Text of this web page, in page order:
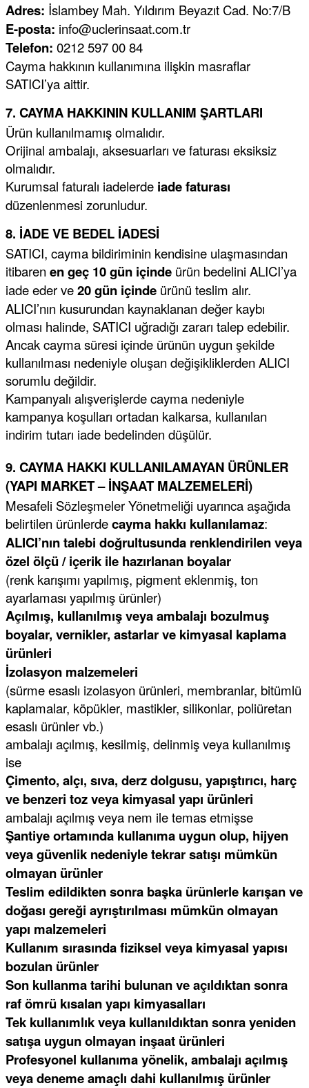
Adres: İslambey Mah. Yıldırım Beyazıt Cad. No:7/B
E-posta: info@uclerinsaat.com.tr
Telefon: 0212 597 00 84
Cayma hakkının kullanımına ilişkin masraflar
SATICI’ya aittir.
7. CAYMA HAKKININ KULLANIM ŞARTLARI
Ürün kullanılmamış olmalıdır.
Orijinal ambalajı, aksesuarları ve faturası eksiksiz
olmalıdır.
Kurumsal faturalı iadelerde iade faturası
düzenlenmesi zorunludur.
8. İADE VE BEDEL İADESİ
SATICI, cayma bildiriminin kendisine ulaşmasından
itibaren en geç 10 gün içinde ürün bedelini ALICI’ya
iade eder ve20 gün içinde ürünü teslim alır.
ALICI’nın kusurundan kaynaklanan değer kaybı
olması halinde, SATICI uğradığı zararı talep edebilir.
Ancak cayma süresi içinde ürünün uygun şekilde
kullanılması nedeniyle oluşan değişikliklerden ALICI
sorumlu değildir.
Kampanyalı alışverişlerde cayma nedeniyle
kampanya koşulları ortadan kalkarsa, kullanılan
indirim tutarı iade bedelinden düşülür.
9. CAYMA HAKKI KULLANILAMAYAN ÜRÜNLER
(YAPI MARKET – İNŞAAT MALZEMELERİ)
Mesafeli Sözleşmeler Yönetmeliği uyarınca aşağıda
belirtilen ürünlerdecayma hakkı kullanılamaz:
ALICI’nın talebi doğrultusunda renklendirilen veya
özel ölçü / içerik ile hazırlanan boyalar
(renk karışımı yapılmış, pigment eklenmiş, ton
ayarlaması yapılmış ürünler)
Açılmış, kullanılmış veya ambalajı bozulmuş
boyalar, vernikler, astarlar ve kimyasal kaplama
ürünleri
İzolasyon malzemeleri
(sürme esaslı izolasyon ürünleri, membranlar, bitümlü
kaplamalar, köpükler, mastikler, silikonlar, poliüretan
esaslı ürünler vb.)
ambalajı açılmış, kesilmiş, delinmiş veya kullanılmış
ise
Çimento, alçı, sıva, derz dolgusu, yapıştırıcı, harç
ve benzeri toz veya kimyasal yapı ürünleri
ambalajı açılmış veya nem ile temas etmişse
Şantiye ortamında kullanıma uygun olup, hijyen
veya güvenlik nedeniyle tekrar satışı mümkün
olmayan ürünler
Teslim edildikten sonra başka ürünlerle karışan ve
doğası gereği ayrıştırılması mümkün olmayan
yapı malzemeleri
Kullanım sırasında fiziksel veya kimyasal yapısı
bozulan ürünler
Son kullanma tarihi bulunan ve açıldıktan sonra
raf ömrü kısalan yapı kimyasalları
Tek kullanımlık veya kullanıldıktan sonra yeniden
satışa uygun olmayan inşaat ürünleri
Profesyonel kullanıma yönelik, ambalajı açılmış
veya deneme amaçlı dahi kullanılmış ürünler